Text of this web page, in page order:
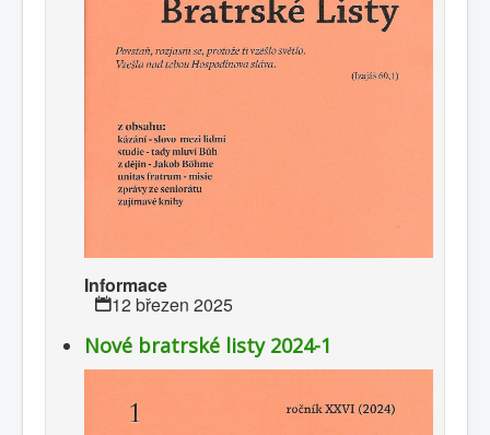
Informace
12 březen 2025
Nové bratrské listy 2024-1